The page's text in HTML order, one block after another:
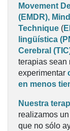
Movement
(EMDR),
Technique (
lingüística
Cerebral
terapias sean
experimentar
en menos
Nuestra
realizamos
que no sólo